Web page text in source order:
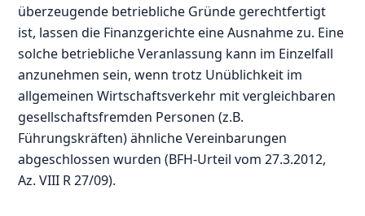
überzeugende betriebliche Gründe gerechtfertigt
ist, lassen die Finanzgerichte eine Ausnahme zu. Eine
solche betriebliche Veranlassung kann im Einzelfall
anzunehmen sein, wenn trotz Unüblichkeit im
allgemeinen Wirtschaftsverkehr mit vergleichbaren
gesellschaftsfremden Personen (z.B.
Führungskräften) ähnliche Vereinbarungen
abgeschlossen wurden (BFH-Urteil vom 27.3.2012,
Az. VIII R 27/09).